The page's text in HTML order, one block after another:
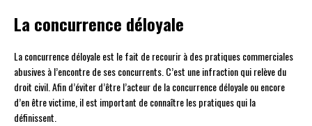
La concurrence déloyale
La concurrence déloyale est le fait de recourir à des pratiques commerciales
abusives à l’encontre de ses concurrents. C’est une infraction qui relève du
droit civil. Afin d’éviter d’être l’acteur de la concurrence déloyale ou encore
d’en être victime, il est important de connaître les pratiques qui la
définissent.